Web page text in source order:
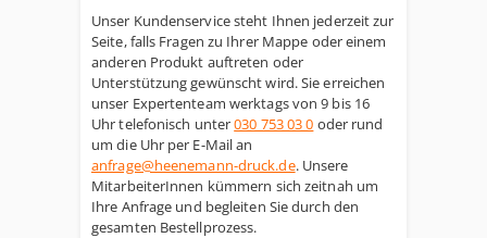
Unser Kundenservice steht Ihnen jederzeit zur
Seite, falls Fragen zu Ihrer Mappe oder einem
anderen Produkt auftreten oder
Unterstützung gewünscht wird. Sie erreichen
unser Expertenteam werktags von 9 bis 16
Uhr telefonisch unter030 753 03 0 oder rund
um die Uhr per E-Mail an
anfrage@heenemann-druck.de. Unsere
MitarbeiterInnen kümmern sich zeitnah um
Ihre Anfrage und begleiten Sie durch den
gesamten Bestellprozess.